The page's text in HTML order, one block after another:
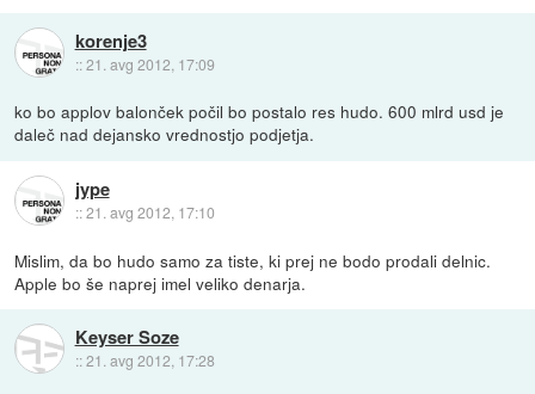
korenje3
::21. avg 2012, 17:09
ko bo applov balonček počil bo postalo res hudo. 600 mlrd usd je
daleč nad dejansko vrednostjo podjetja.
jype
::21. avg 2012, 17:10
Mislim, da bo hudo samo za tiste, ki prej ne bodo prodali delnic.
Apple bo še naprej imel veliko denarja.
Keyser Soze
::21. avg 2012, 17:28